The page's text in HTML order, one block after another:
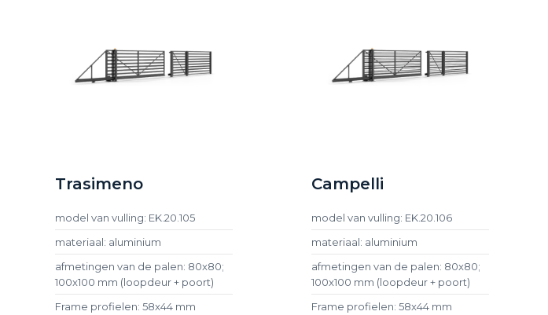
Trasimeno
model van vulling: EK.20.105
materiaal: aluminium
afmetingen van de palen: 80x80;
100x100 mm (loopdeur + poort)
Frame profielen: 58x44 mm
Campelli
model van vulling: EK.20.106
materiaal: aluminium
afmetingen van de palen: 80x80;
100x100 mm (loopdeur + poort)
Frame profielen: 58x44 mm